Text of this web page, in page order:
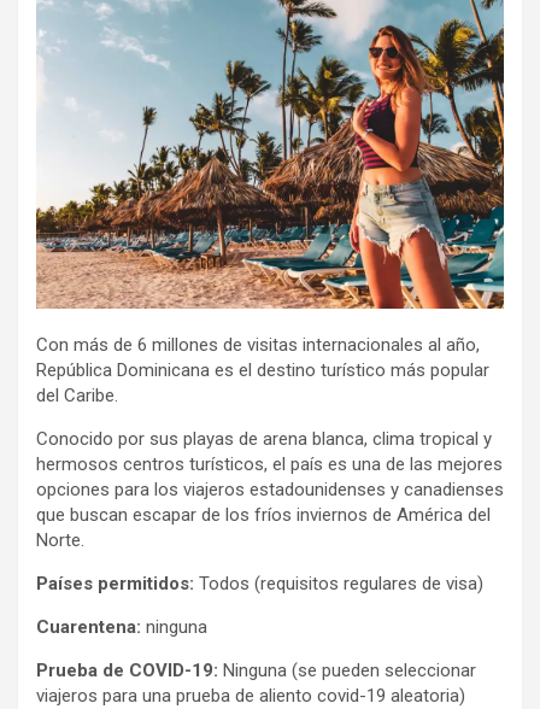
Con más de 6 millones de visitas internacionales al año,
República Dominicana es el destino turístico más popular
del Caribe.
Conocido por sus playas de arena blanca, clima tropical y
hermosos centros turísticos, el país es una de las mejores
opciones para los viajeros estadounidenses y canadienses
que buscan escapar de los fríos inviernos de América del
Norte.
Países permitidos: Todos (requisitos regulares de visa)
Cuarentena: ninguna
Prueba de COVID-19: Ninguna (se pueden seleccionar
viajeros para una prueba de aliento covid-19 aleatoria)